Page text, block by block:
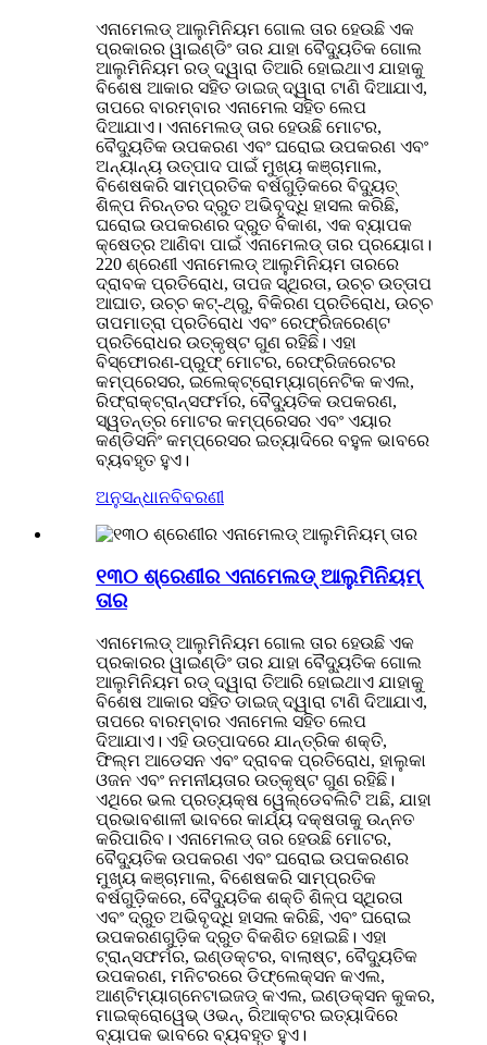
ଏନାମେଲଡ୍ ଆଲୁମିନିୟମ ଗୋଲ ତାର ହେଉଛି ଏକ
ପ୍ରକାରର ୱାଇଣ୍ଡିଂ ତାର ଯାହା ବୈଦ୍ୟୁତିକ ଗୋଲ
ଆଲୁମିନିୟମ ରଡ୍ ଦ୍ୱାରା ତିଆରି ହୋଇଥାଏ ଯାହାକୁ
ବିଶେଷ ଆକାର ସହିତ ଡାଇଜ୍ ଦ୍ୱାରା ଟାଣି ଦିଆଯାଏ,
ତାପରେ ବାରମ୍ବାର ଏନାମେଲ ସହିତ ଲେପ
ଦିଆଯାଏ। ଏନାମେଲଡ୍ ତାର ହେଉଛି ମୋଟର,
ବୈଦ୍ୟୁତିକ ଉପକରଣ ଏବଂ ଘରୋଇ ଉପକରଣ ଏବଂ
ଅନ୍ୟାନ୍ୟ ଉତ୍ପାଦ ପାଇଁ ମୁଖ୍ୟ କଞ୍ଚାମାଲ,
ବିଶେଷକରି ସାମ୍ପ୍ରତିକ ବର୍ଷଗୁଡ଼ିକରେ ବିଦ୍ୟୁତ୍
ଶିଳ୍ପ ନିରନ୍ତର ଦ୍ରୁତ ଅଭିବୃଦ୍ଧି ହାସଲ କରିଛି,
ଘରୋଇ ଉପକରଣର ଦ୍ରୁତ ବିକାଶ, ଏକ ବ୍ୟାପକ
କ୍ଷେତ୍ର ଆଣିବା ପାଇଁ ଏନାମେଲଡ୍ ତାର ପ୍ରୟୋଗ।
220 ଶ୍ରେଣୀ ଏନାମେଲଡ୍ ଆଲୁମିନିୟମ ତାରରେ
ଦ୍ରାବକ ପ୍ରତିରୋଧ, ତାପଜ ସ୍ଥିରତା, ଉଚ୍ଚ ଉତ୍ତାପ
ଆଘାତ, ଉଚ୍ଚ କଟ୍-ଥ୍ରୁ, ବିକିରଣ ପ୍ରତିରୋଧ, ଉଚ୍ଚ
ତାପମାତ୍ରା ପ୍ରତିରୋଧ ଏବଂ ରେଫ୍ରିଜରେଣ୍ଟ
ପ୍ରତିରୋଧର ଉତ୍କୃଷ୍ଟ ଗୁଣ ରହିଛି। ଏହା
ବିସ୍ଫୋରଣ-ପ୍ରୁଫ୍ ମୋଟର, ରେଫ୍ରିଜରେଟର
କମ୍ପ୍ରେସର, ଇଲେକ୍ଟ୍ରୋମ୍ୟାଗ୍ନେଟିକ କଏଲ,
ରିଫ୍ରାକ୍ଟ୍ରାନ୍ସଫର୍ମର, ବୈଦ୍ୟୁତିକ ଉପକରଣ,
ସ୍ୱତନ୍ତ୍ର ମୋଟର କମ୍ପ୍ରେସର ଏବଂ ଏୟାର
କଣ୍ଡିସନିଂ କମ୍ପ୍ରେସର ଇତ୍ୟାଦିରେ ବହୁଳ ଭାବରେ
ବ୍ୟବହୃତ ହୁଏ।
ଅନୁସନ୍ଧାନବିବରଣୀ
୧୩୦ ଶ୍ରେଣୀର ଏନାମେଲଡ୍ ଆଲୁମିନିୟମ୍
ତାର
ଏନାମେଲଡ୍ ଆଲୁମିନିୟମ ଗୋଲ ତାର ହେଉଛି ଏକ
ପ୍ରକାରର ୱାଇଣ୍ଡିଂ ତାର ଯାହା ବୈଦ୍ୟୁତିକ ଗୋଲ
ଆଲୁମିନିୟମ ରଡ୍ ଦ୍ୱାରା ତିଆରି ହୋଇଥାଏ ଯାହାକୁ
ବିଶେଷ ଆକାର ସହିତ ଡାଇଜ୍ ଦ୍ୱାରା ଟାଣି ଦିଆଯାଏ,
ତାପରେ ବାରମ୍ବାର ଏନାମେଲ ସହିତ ଲେପ
ଦିଆଯାଏ। ଏହି ଉତ୍ପାଦରେ ଯାନ୍ତ୍ରିକ ଶକ୍ତି,
ଫିଲ୍ମ ଆଡେସନ ଏବଂ ଦ୍ରାବକ ପ୍ରତିରୋଧ, ହାଲୁକା
ଓଜନ ଏବଂ ନମନୀୟତାର ଉତ୍କୃଷ୍ଟ ଗୁଣ ରହିଛି।
ଏଥିରେ ଭଲ ପ୍ରତ୍ୟକ୍ଷ ୱେଲ୍ଡେବଲିଟି ଅଛି, ଯାହା
ପ୍ରଭାବଶାଳୀ ଭାବରେ କାର୍ଯ୍ୟ ଦକ୍ଷତାକୁ ଉନ୍ନତ
କରିପାରିବ। ଏନାମେଲଡ୍ ତାର ହେଉଛି ମୋଟର,
ବୈଦ୍ୟୁତିକ ଉପକରଣ ଏବଂ ଘରୋଇ ଉପକରଣର
ମୁଖ୍ୟ କଞ୍ଚାମାଲ, ବିଶେଷକରି ସାମ୍ପ୍ରତିକ
ବର୍ଷଗୁଡ଼ିକରେ, ବୈଦ୍ୟୁତିକ ଶକ୍ତି ଶିଳ୍ପ ସ୍ଥିରତା
ଏବଂ ଦ୍ରୁତ ଅଭିବୃଦ୍ଧି ହାସଲ କରିଛି, ଏବଂ ଘରୋଇ
ଉପକରଣଗୁଡ଼ିକ ଦ୍ରୁତ ବିକଶିତ ହୋଇଛି। ଏହା
ଟ୍ରାନ୍ସଫର୍ମର, ଇଣ୍ଡକ୍ଟର, ବାଲାଷ୍ଟ, ବୈଦ୍ୟୁତିକ
ଉପକରଣ, ମନିଟରରେ ଡିଫ୍ଲେକ୍ସନ କଏଲ,
ଆଣ୍ଟିମ୍ୟାଗ୍ନେଟାଇଜଡ୍ କଏଲ, ଇଣ୍ଡକ୍ସନ କୁକର,
ମାଇକ୍ରୋୱେଭ୍ ଓଭନ୍, ରିଆକ୍ଟର ଇତ୍ୟାଦିରେ
ବ୍ୟାପକ ଭାବରେ ବ୍ୟବହୃତ ହୁଏ।